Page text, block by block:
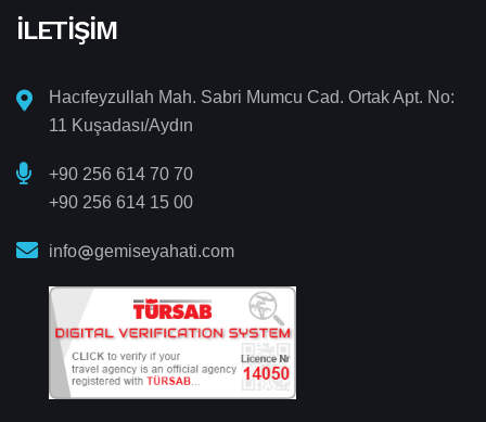
İLETIŞIM
Hacıfeyzullah Mah. Sabri Mumcu Cad. Ortak Apt. No:
11 Kuşadası/Aydın
+90 256 614 70 70
+90 256 614 15 00
info gemiseyahati.com